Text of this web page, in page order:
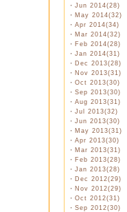
・ Jun 2014(28)
・ May 2014(32)
・ Apr 2014(34)
・ Mar 2014(32)
・ Feb 2014(28)
・ Jan 2014(31)
・ Dec 2013(28)
・ Nov 2013(31)
・ Oct 2013(30)
・ Sep 2013(30)
・ Aug 2013(31)
・ Jul 2013(32)
・ Jun 2013(30)
・ May 2013(31)
・ Apr 2013(30)
・ Mar 2013(31)
・ Feb 2013(28)
・ Jan 2013(28)
・ Dec 2012(29)
・ Nov 2012(29)
・ Oct 2012(31)
・ Sep 2012(30)